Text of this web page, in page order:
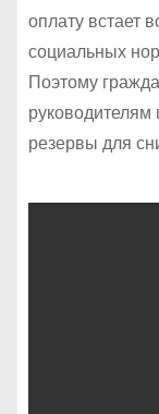
оплату встает
социальных
Поэтому
руководителям
резервы для